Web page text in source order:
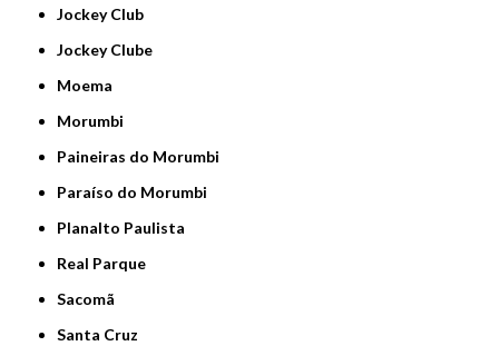
Jockey Club
Jockey Clube
Moema
Morumbi
Paineiras do Morumbi
Paraíso do Morumbi
Planalto Paulista
Real Parque
Sacomã
Santa Cruz